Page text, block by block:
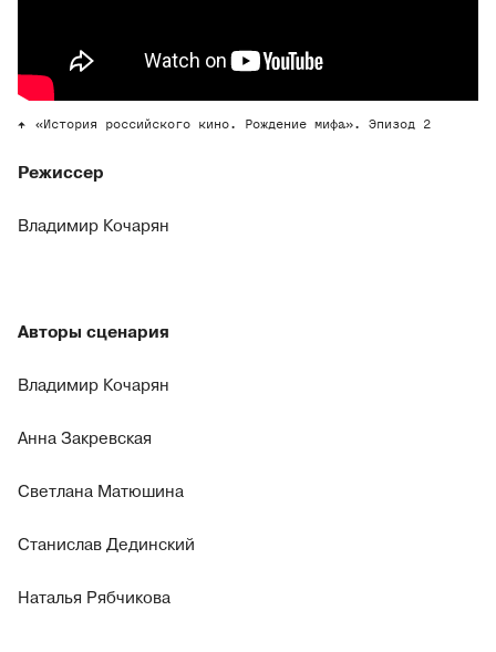
«История российского кино. Рождение мифа». Эпизод 2
Режиссер
Владимир Кочарян
Авторы сценария
Владимир Кочарян
Анна Закревская
Светлана Матюшина
Станислав Дединский
Наталья Рябчикова